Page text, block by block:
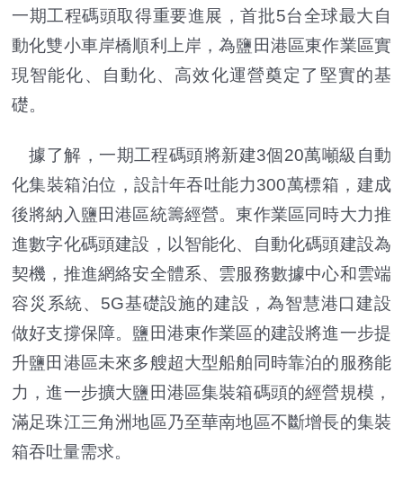
一期工程碼頭取得重要進展，首批5台全球最大自
動化雙小車岸橋順利上岸，為鹽田港區東作業區實
現智能化、自動化、高效化運營奠定了堅實的基
礎。
據了解，一期工程碼頭將新建3個20萬噸級自動
化集裝箱泊位，設計年吞吐能力300萬標箱，建成
後將納入鹽田港區統籌經營。東作業區同時大力推
進數字化碼頭建設，以智能化、自動化碼頭建設為
契機，推進網絡安全體系、雲服務數據中心和雲端
容災系統、5G基礎設施的建設，為智慧港口建設
做好支撐保障。鹽田港東作業區的建設將進一步提
升鹽田港區未來多艘超大型船舶同時靠泊的服務能
力，進一步擴大鹽田港區集裝箱碼頭的經營規模，
滿足珠江三角洲地區乃至華南地區不斷增長的集裝
箱吞吐量需求。